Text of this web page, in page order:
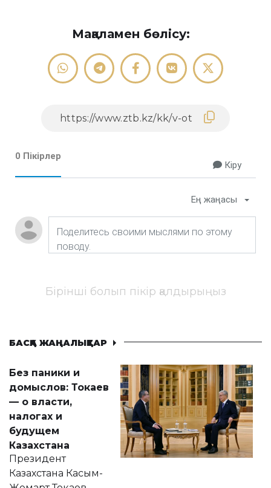
Мақаламен бөлісу:
0 Пікірлер
Кіру
Ең жаңасы
Бірінші болып пікір қалдырыңыз
БАСҚА ЖАҢАЛЫҚТАР
Без паники и
домыслов: Токаев
— о власти,
налогах и
будущем
Казахстана
Президент
Казахстана Касым-